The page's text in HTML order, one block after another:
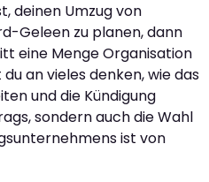
deinen Umzug von
Geleen zu planen, dann
eine Menge Organisation
an vieles denken, wie das
und die Kündigung
sondern auch die Wahl
ist von